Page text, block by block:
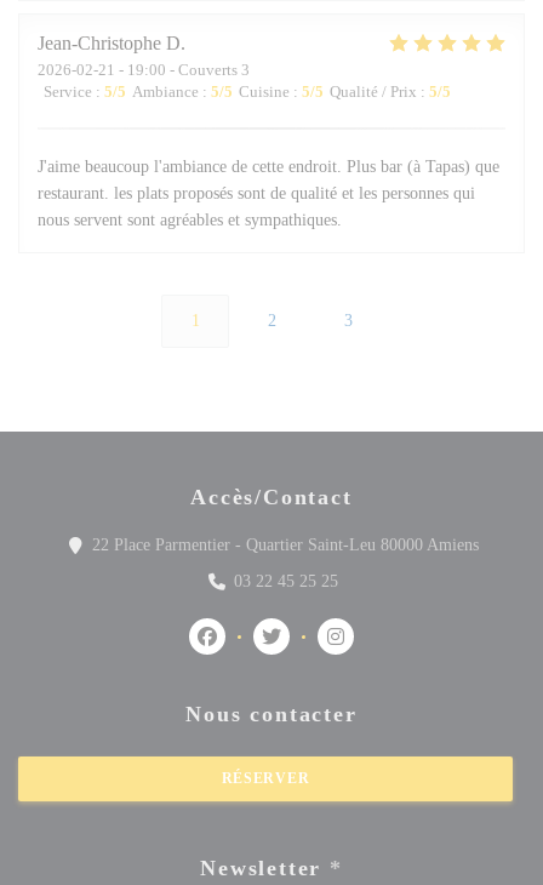
Jean-Christophe D
2026-02-21 - 19:00 - Couverts 3
Service : 5/5 Ambiance : 5/5 Cuisine : 5/5 Qualité / Prix : 5/5
J'aime beaucoup l'ambiance de cette endroit. Plus bar (à Tapas) que
restaurant. les plats proposés sont de qualité et les personnes qui
nous servent sont agréables et sympathiques.
1 2 3
Accès/Contact
22 Place Parmentier - Quartier Saint-Leu 80000 Amiens((ouvre
03 22 45 25 25
Facebook ((ouvre une nouvelle fenêtre))
Twitter ((ouvre une nouvelle
Instagram ((ouvre une
Nous contacter
RÉSERVER
Newsletter *